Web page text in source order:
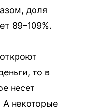
доля
89–109%.
то в
несет
некоторые